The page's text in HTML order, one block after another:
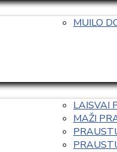
MUILO
LAISVAI
MAŽI